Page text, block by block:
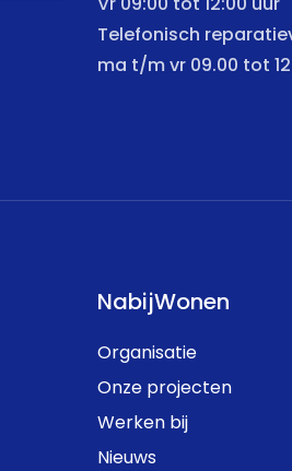
Vr 09:00 tot 12:00 uur
Telefonisch
ma t/m vr 09.00 tot
NabijWonen
Organisatie
Onze projecten
Werken bij
Nieuws